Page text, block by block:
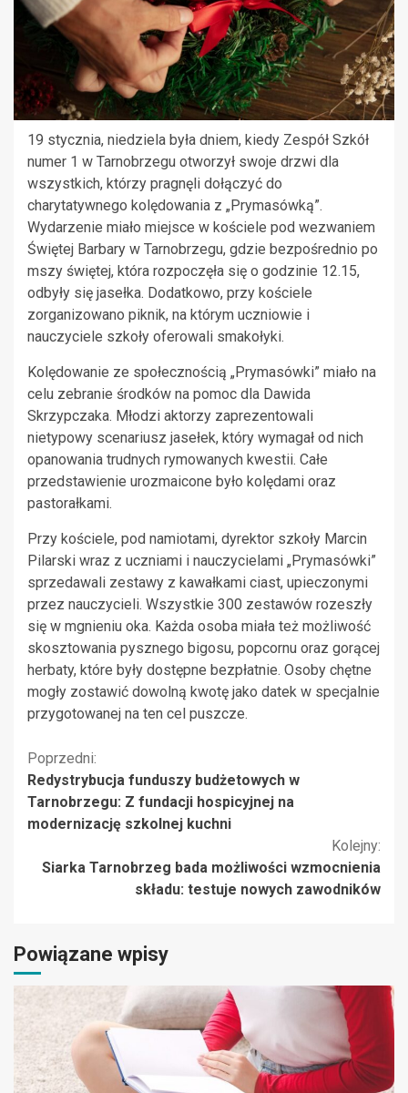
19 stycznia, niedziela była dniem, kiedy Zespół Szkół
numer 1 w Tarnobrzegu otworzył swoje drzwi dla
wszystkich, którzy pragnęli dołączyć do
charytatywnego kolędowania z „Prymasówką”.
Wydarzenie miało miejsce w kościele pod wezwaniem
Świętej Barbary w Tarnobrzegu, gdzie bezpośrednio po
mszy świętej, która rozpoczęła się o godzinie 12.15,
odbyły się jasełka. Dodatkowo, przy kościele
zorganizowano piknik, na którym uczniowie i
nauczyciele szkoły oferowali smakołyki.
Kolędowanie ze społecznością „Prymasówki” miało na
celu zebranie środków na pomoc dla Dawida
Skrzypczaka. Młodzi aktorzy zaprezentowali
nietypowy scenariusz jasełek, który wymagał od nich
opanowania trudnych rymowanych kwestii. Całe
przedstawienie urozmaicone było kolędami oraz
pastorałkami.
Przy kościele, pod namiotami, dyrektor szkoły Marcin
Pilarski wraz z uczniami i nauczycielami „Prymasówki”
sprzedawali zestawy z kawałkami ciast, upieczonymi
przez nauczycieli. Wszystkie 300 zestawów rozeszły
się w mgnieniu oka. Każda osoba miała też możliwość
skosztowania pysznego bigosu, popcornu oraz gorącej
herbaty, które były dostępne bezpłatnie. Osoby chętne
mogły zostawić dowolną kwotę jako datek w specjalnie
przygotowanej na ten cel puszcze.
Kontynuuj
czytanie
Poprzedni:
Redystrybucja funduszy budżetowych w
Tarnobrzegu: Z fundacji hospicyjnej na
modernizację szkolnej kuchni
Kolejny:
Siarka Tarnobrzeg bada możliwości wzmocnienia
składu: testuje nowych zawodników
Powiązane wpisy